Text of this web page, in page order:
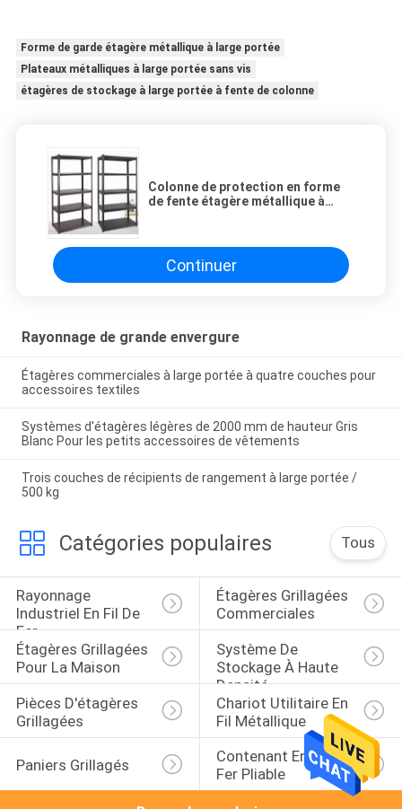
Forme de garde étagère métallique à large portée
Plateaux métalliques à large portée sans vis
étagères de stockage à large portée à fente de colonne
Colonne de protection en forme
de fente étagère métallique à
Continuer
Rayonnage de grande envergure
Étagères commerciales à large portée à quatre couches pour
accessoires textiles
Systèmes d'étagères légères de 2000 mm de hauteur Gris
Blanc Pour les petits accessoires de vêtements
Trois couches de récipients de rangement à large portée /
500 kg
Catégories populaires Tous
Rayonnage
Industriel En Fil De
Fer
Étagères Grillagées
Commerciales
Étagères Grillagées
Pour La Maison
Système De
Stockage À Haute
Densité
Pièces D'étagères
Grillagées
Chariot Utilitaire En
Fil Métallique
Paniers Grillagés
Contenant En Fil De
Fer Pliable